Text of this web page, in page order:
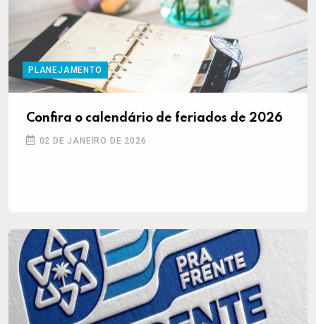
PLANEJAMENTO
Confira o calendário de feriados de 2026
02 DE JANEIRO DE 2026